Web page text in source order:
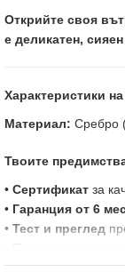
Открийте своя
е деликатен,
Характеристики
Материал: Сребро
Твоите
• Сертификат за
• Гаранция от 6
• Тест и преглед
• Прецизна ръчна